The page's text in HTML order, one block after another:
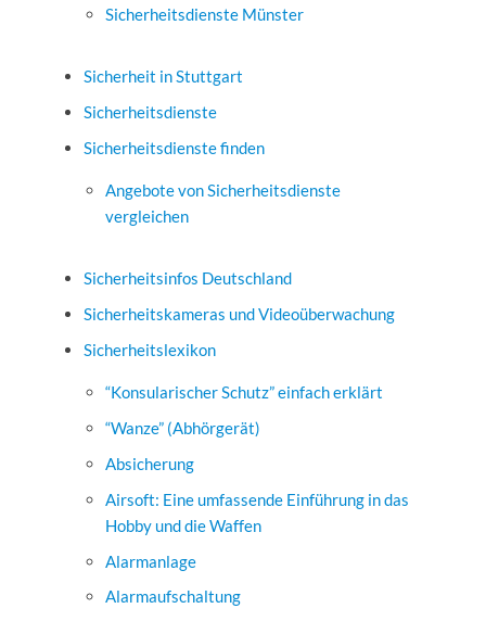
Sicherheitsdienste Münster
Sicherheit in Stuttgart
Sicherheitsdienste
Sicherheitsdienste finden
Angebote von Sicherheitsdienste
vergleichen
Sicherheitsinfos Deutschland
Sicherheitskameras und Videoüberwachung
Sicherheitslexikon
“Konsularischer Schutz” einfach erklärt
“Wanze” (Abhörgerät)
Absicherung
Airsoft: Eine umfassende Einführung in das
Hobby und die Waffen
Alarmanlage
Alarmaufschaltung